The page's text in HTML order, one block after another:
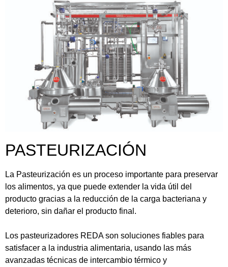
PASTEURIZACIÓN
La Pasteurización es un proceso importante para preservar
los alimentos, ya que puede extender la vida útil del
producto gracias a la reducción de la carga bacteriana y
deterioro, sin dañar el producto final.
Los pasteurizadores REDA son soluciones fiables para
satisfacer a la industria alimentaria, usando las más
avanzadas técnicas de intercambio térmico y